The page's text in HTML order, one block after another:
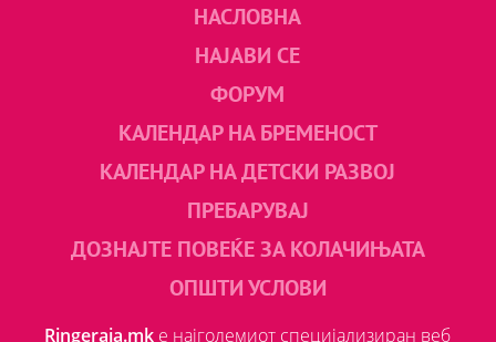
НАСЛОВНА
НАЈАВИ СЕ
ФОРУМ
КАЛЕНДАР НА БРЕМЕНОСТ
КАЛЕНДАР НА ДЕТСКИ РАЗВОЈ
ПРЕБАРУВАЈ
ДОЗНАЈТЕ ПОВЕЌЕ ЗА КОЛАЧИЊАТА
ОПШТИ УСЛОВИ
Ringeraja.mk е најголемиот специјализиран веб